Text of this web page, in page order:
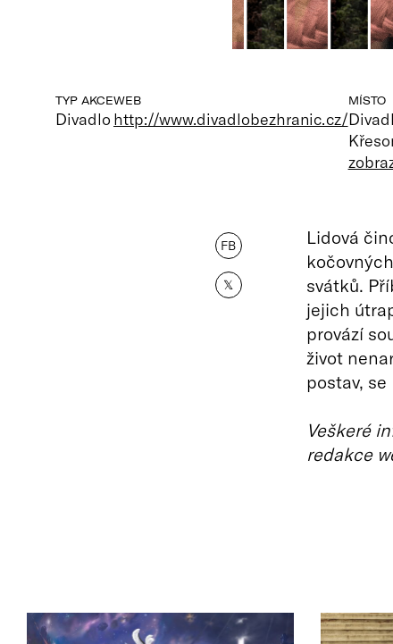
TYP AKCE
Divadlo
WEB
http://www.divadlobezhranic.cz/
MÍSTO
FB
𝕏
Lidová
svátků.
jejich
provází
život
postav,
Veškeré
redakce